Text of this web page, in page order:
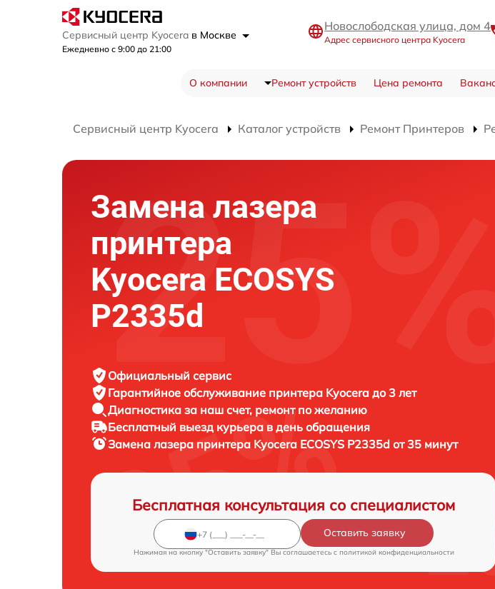
Сервисный центр Kyocera в Москве
Ежедневно с 9:00 до 21:00
Новослободская улица, дом 4
Адрес сервисного центра Kyocera
О компании Ремонт устройств Цена ремонта
Сервисный центр Kyocera Каталог устройств Ремонт Принтеров
Замена лазера
принтера
Kyocera ECOSYS
P2335d
Официальный сервис
Гарантийное обслуживание принтера Kyocera до 3 лет
Диагностика за наш счет, ремонт по желанию
Бесплатный выезд курьера в день обращения
Замена лазера принтера Kyocera ECOSYS P2335d от 35 минут
Бесплатная консультация со специалистом
Оставить заявку
Нажимая на кнопку "Оставить заявку" Вы соглашаетесь c политикой конфиденциальности